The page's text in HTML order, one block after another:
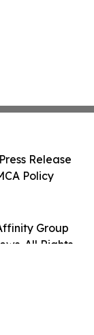
Group
All Rights
Release
Policy